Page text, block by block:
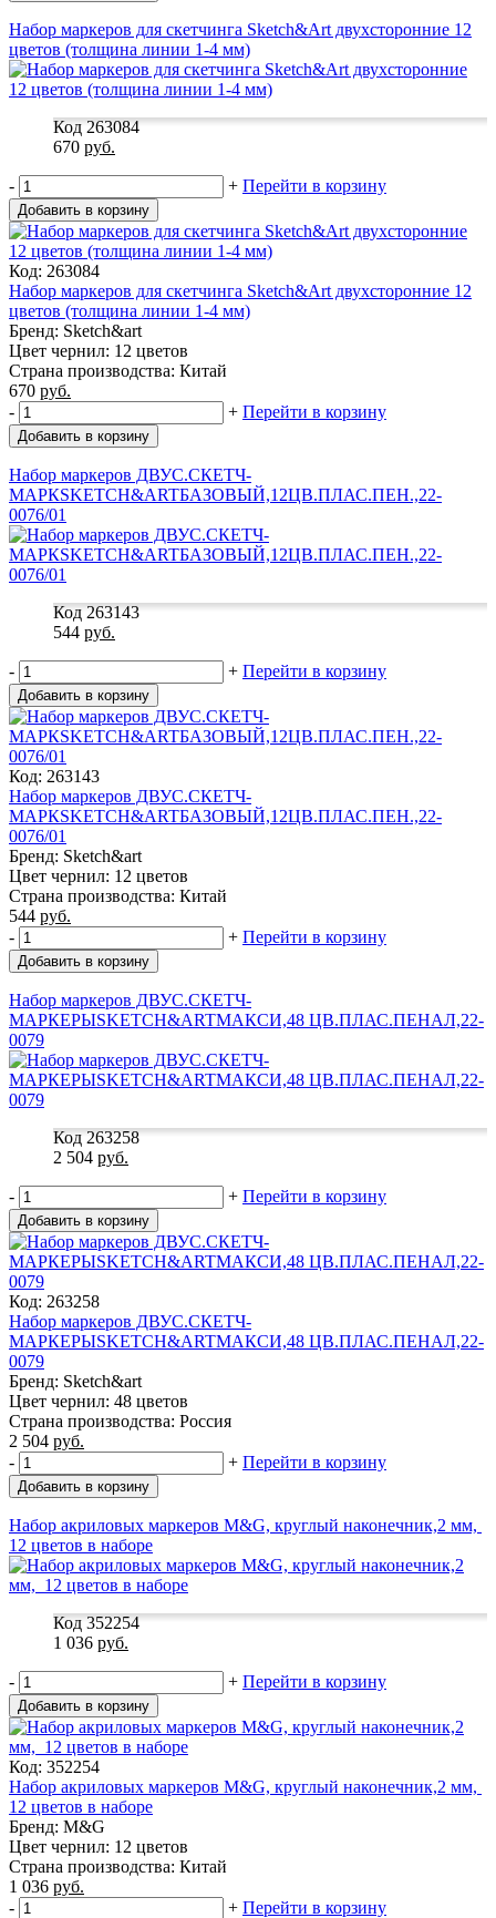
Набор маркеров для скетчинга Sketch&Art двухсторонние 12
цветов (толщина линии 1-4 мм)
Код 263084
670 руб.
- + Перейти в корзину
Добавить в корзину
Код: 263084
Набор маркеров для скетчинга Sketch&Art двухсторонние 12
цветов (толщина линии 1-4 мм)
Бренд: Sketch&art
Цвет чернил: 12 цветов
Страна производства: Китай
670 руб.
-
+ Перейти в корзину
Добавить в корзину
Набор маркеров ДВУС.СКЕТЧ-
МАРКSKETCH&ARTБАЗОВЫЙ,12ЦВ.ПЛАС.ПЕН.,22-
0076/01
Код 263143
544 руб.
- + Перейти в корзину
Добавить в корзину
Код: 263143
Набор маркеров ДВУС.СКЕТЧ-
МАРКSKETCH&ARTБАЗОВЫЙ,12ЦВ.ПЛАС.ПЕН.,22-
0076/01
Бренд: Sketch&art
Цвет чернил: 12 цветов
Страна производства: Китай
544 руб.
-
+ Перейти в корзину
Добавить в корзину
Набор маркеров ДВУС.СКЕТЧ-
МАРКЕРЫSKETCH&ARTМАКСИ,48 ЦВ.ПЛАС.ПЕНАЛ,22-
0079
Код 263258
2 504 руб.
- + Перейти в корзину
Добавить в корзину
Код: 263258
Набор маркеров ДВУС.СКЕТЧ-
МАРКЕРЫSKETCH&ARTМАКСИ,48 ЦВ.ПЛАС.ПЕНАЛ,22-
0079
Бренд: Sketch&art
Цвет чернил: 48 цветов
Страна производства: Россия
2 504 руб.
-
+ Перейти в корзину
Добавить в корзину
Набор акриловых маркеров M&G, круглый наконечник,2 мм,
12 цветов в наборе
Код 352254
1 036 руб.
- + Перейти в корзину
Добавить в корзину
Код: 352254
Набор акриловых маркеров M&G, круглый наконечник,2 мм,
12 цветов в наборе
Бренд: M&G
Цвет чернил: 12 цветов
Страна производства: Китай
1 036 руб.
-
+ Перейти в корзину